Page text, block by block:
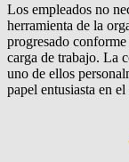
Los empleados no
herramienta de la
progresado
carga de trabajo. La
uno de ellos
papel entusiasta en